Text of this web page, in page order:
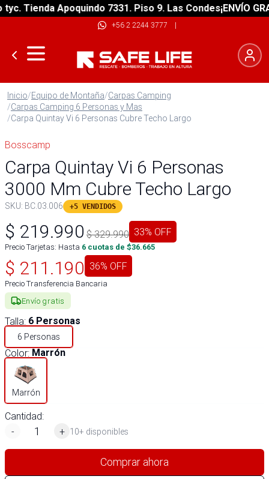
Tienda Apoquindo 7331. Piso 9. Las Condes¡ENVÍO
+56 2 2244 3777 |
Inicio/Equipo de Montaña/Carpas Camping
/Carpas Camping 6 Personas y Mas
/Carpa Quintay Vi 6 Personas Cubre Techo Largo
Bosscamp
Carpa Quintay Vi 6 Personas
3000 Mm Cubre Techo Largo
SKU: BC.03.006 +5 VENDIDOS
$ 219.990 $329.990 33% OFF
Precio Tarjetas: Hasta 6 cuotas de $36.665
$ 211.190 36% OFF
Precio Transferencia Bancaria
Envío gratis
Talla: 6 Personas
6 Personas
Color: Marrón
Marrón
Cantidad:
-
+ 10+ disponibles
Comprar ahora